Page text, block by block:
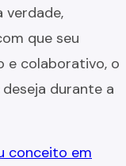
verdade,
que seu
e colaborativo, o
durante a
conceito em